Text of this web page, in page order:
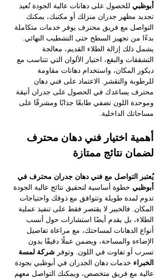
أبوظبي للحصول على دهانات عالية الجودة تُعيد
تجديد مظهر جدران منزلك أو مكتبك، يمكنك
التواصل مع فريق محترف يوفر خدمات متكاملة
بدءًا من تجهيز السطح حتى التشطيب النهائي.
يشمل ذلك إزالة الطلاء القديم، معالجة
التشققات والبقع، اختيار الألوان التي تتناسب مع
ديكور المكان، واستخدام دهانات مقاومة
للرطوبة والتقشر. الاعتماد على فني دهان
محترف يساعدك في الحصول على جدران أنيقة
وموحدة اللون تضفي طابعًا جذابًا ومشرقًا على
مساحاتك الداخلية.
أهمية اختيار فني دهان محترف
لضمان نتائج ممتازة
يُعتبر التواصل مع فني دهان جدران محترف في
أبوظبي خطوة أساسية لتحقيق نتائج عالية الجودة
تدوم لمدة طويلة وتتوافق مع ذوقك واحتياجات
المكان. فالخبير لا يقتصر فقط على تنفيذ عملية
الطلاء، بل يقدم أيضًا استشارات حول أنسب
أنواع الدهانات لمساحتك، مع مراعاة تفاصيل
الإضاءة والمساحة، ويضمن عملًا دقيقًا بدون
تسرب أو تفاوت في اللون. وتوفر شركة لمسة
الخبراء خدمات دهان الجدران في أبوظبي بجودة
عالية مع فريق متخصص، ويمكنك التواصل معهم